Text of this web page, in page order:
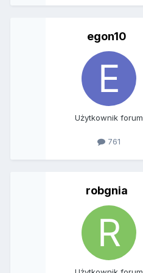
egon10
Użytkownik forum
761
robgnia